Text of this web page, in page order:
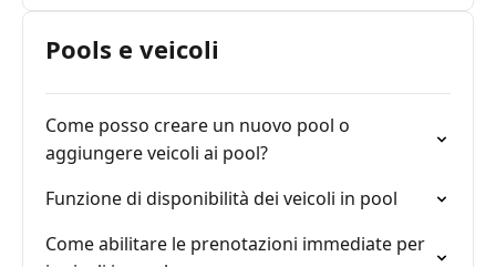
Pools e veicoli
Come posso creare un nuovo pool o
aggiungere veicoli ai pool?
Funzione di disponibilità dei veicoli in pool
Come abilitare le prenotazioni immediate per